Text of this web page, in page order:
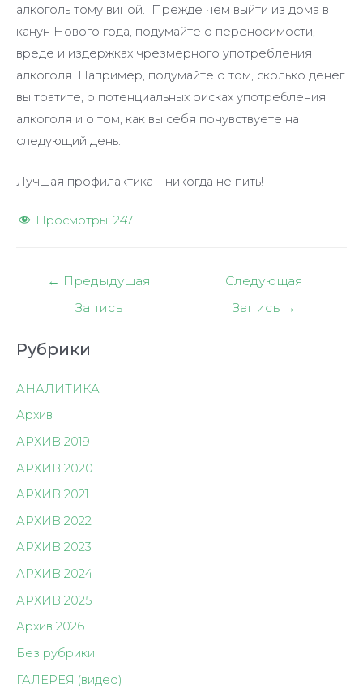
алкоголь тому виной. Прежде чем выйти из дома в
канун Нового года, подумайте о переносимости,
вреде и издержках чрезмерного употребления
алкоголя. Например, подумайте о том, сколько денег
вы тратите, о потенциальных рисках употребления
алкоголя и о том, как вы себя почувствуете на
следующий день.
Лучшая профилактика – никогда не пить!
Просмотры: 247
Навигация
← Предыдущая
Запись
Следующая
Запись →
Рубрики
АНАЛИТИКА
Архив
АРХИВ 2019
АРХИВ 2020
АРХИВ 2021
АРХИВ 2022
АРХИВ 2023
АРХИВ 2024
АРХИВ 2025
Архив 2026
Без рубрики
ГАЛЕРЕЯ (видео)